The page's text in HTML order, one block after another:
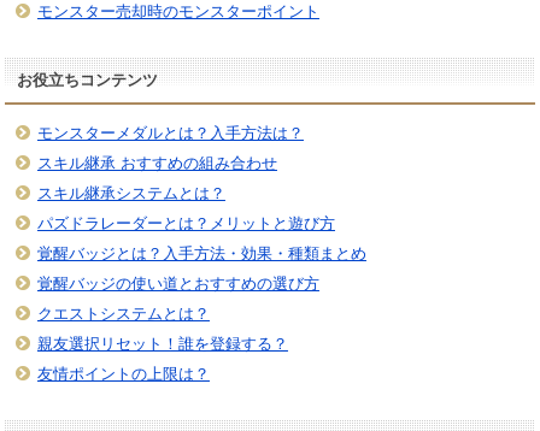
モンスター売却時のモンスターポイント
お役立ちコンテンツ
モンスターメダルとは？入手方法は？
スキル継承 おすすめの組み合わせ
スキル継承システムとは？
パズドラレーダーとは？メリットと遊び方
覚醒バッジとは？入手方法・効果・種類まとめ
覚醒バッジの使い道とおすすめの選び方
クエストシステムとは？
親友選択リセット！誰を登録する？
友情ポイントの上限は？